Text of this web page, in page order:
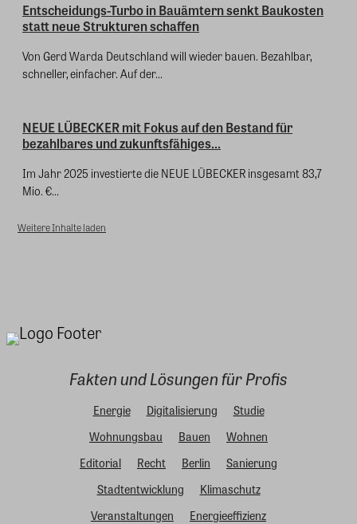
Entscheidungs-Turbo in Bauämtern senkt Baukosten
statt neue Strukturen schaffen
Von Gerd Warda Deutschland will wieder bauen. Bezahlbar,
schneller, einfacher. Auf der...
NEUE LÜBECKER mit Fokus auf den Bestand für
bezahlbares und zukunftsfähiges...
Im Jahr 2025 investierte die NEUE LÜBECKER insgesamt 83,7
Mio. €...
Weitere Inhalte laden
Fakten und Lösungen für Profis
Energie Digitalisierung
Studie
Wohnungsbau
Bauen
Wohnen
Editorial
Recht Berlin
Sanierung
Stadtentwicklung
Klimaschutz
Veranstaltungen
Energieeffizienz